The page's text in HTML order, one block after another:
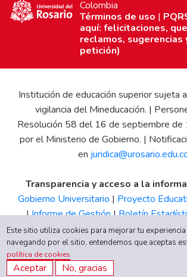
Colombia
Términos de uso |
aquí: felicitaciones,
reclamos, sugerencias
petición)
Institución de educación superior sujeta
vigilancia del Mineducación. |
Resolución 58 del 16 de septiembre
por el Ministerio de Gobierno. |
en
Transparencia y acceso a la
Gobierno Universitario | Proyecto
|Informe de Gestión|Boletín
Tributario|Estados Financieros |Código
de Integridad UR
Este sitio utiliza cookies para mejorar tu
navegando por el sitio, entendemos que aceptas
política de cookies
Aceptar No, gracias